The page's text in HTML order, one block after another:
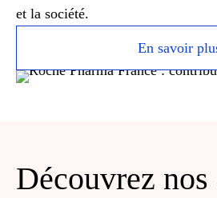
et la société.
En savoir
Découvrez
Patients